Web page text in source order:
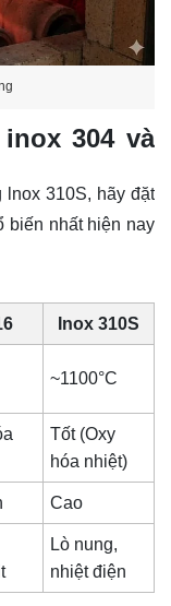
304 và
310S, hãy đặt
biến nhất hiện nay
Inox 310S
~1100°C
Tốt (Oxy
hóa nhiệt)
Cao
Lò nung,
nhiệt điện